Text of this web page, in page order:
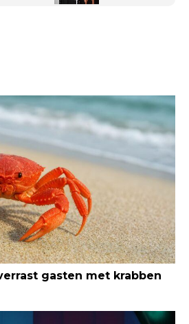
gasten met krabben